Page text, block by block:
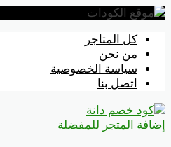
تخطي
المحتوى
كل المتاجر
من نحن
سياسة الخصوصية
اتصل بنا
إضافة المتجر للمفضلة